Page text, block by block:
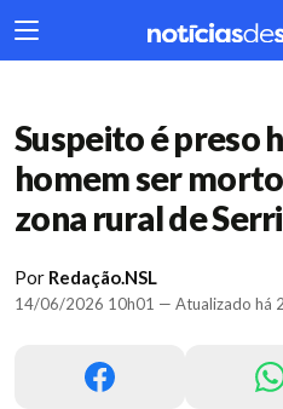
Suspeito é preso
homem ser
zona rural de
Por Redação.NSL
14/06/2026 10h01 — Atualizado há